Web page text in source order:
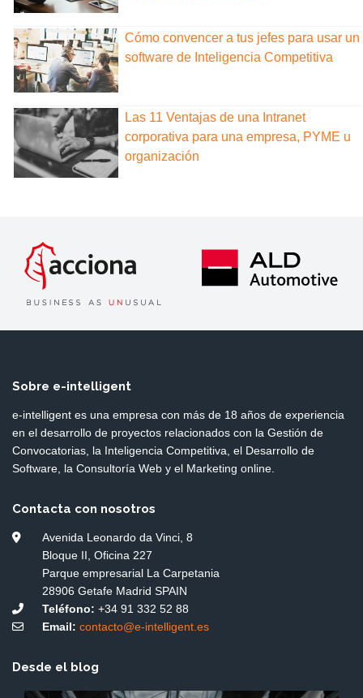
Cómo convencer a tus jefes para usar un
software de Inteligencia Competitiva
Las 11 Ventajas de una Intranet
corporativa para una empresa, PYME u
organización
Sobre e-intelligent
e-intelligent es una empresa con más de 18 años de experiencia
en el desarrollo de proyectos relacionados con la Gestión de
Convocatorias, la Inteligencia Competitiva, el Desarrollo de
Software, la Consultoría Web y el Marketing online.
Contacta con nosotros
Avenida Leonardo da Vinci, 8
Bloque II, Oficina 227
Parque empresarial La Carpetania
28906 Getafe Madrid SPAIN
Teléfono: +34 91 332 52 88
Email: contacto@e-intelligent.es
Desde el blog